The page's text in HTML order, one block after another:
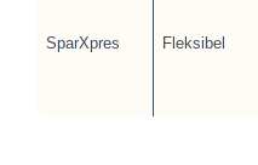
SparXpres Fleksibel